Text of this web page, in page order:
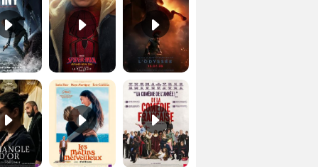
Le Triangle d'or Bande-annonce VF De la Comédie-Française Teaser VF